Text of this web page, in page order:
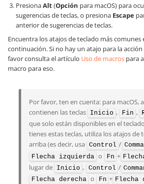
PresionaAlt(Opción para macOS) para
sugerencias de teclas, o presiona Escape
anterior de sugerencias de teclas.
Encuentra los atajos de teclado más comunes
continuación. Si no hay un atajo para la
favor consulta el artículo Uso de macros para
macro para eso.
Por favor, ten en cuenta: para macOS,
contienen las teclas Inicio , Fin ,
que solo están disponibles en el
tienes estas teclas, utiliza los atajos de
arriba (es decir, usa
Control /
Flecha izquierda o Fn +
lugar de Inicio , Control /
Flecha derecha o Fn + Flecha